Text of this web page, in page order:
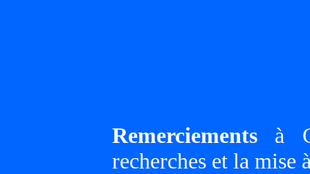
Remerciements à
recherches et la mise